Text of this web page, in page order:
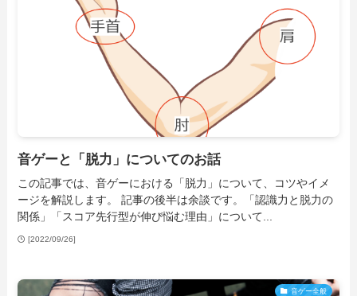
音ゲーと「脱力」についてのお話
この記事では、音ゲーにおける「脱力」について、コツやイメ
ージを解説します。 記事の後半は余談です。「認識力と脱力の
関係」「スコア先行型が伸び悩む理由」について...
[2022/09/26]
音ゲー全般